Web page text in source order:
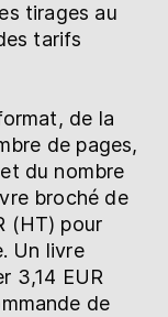
tirages au
tarifs
de la
de pages,
du nombre
broché de
(HT) pour
Un livre
3,14 EUR
de